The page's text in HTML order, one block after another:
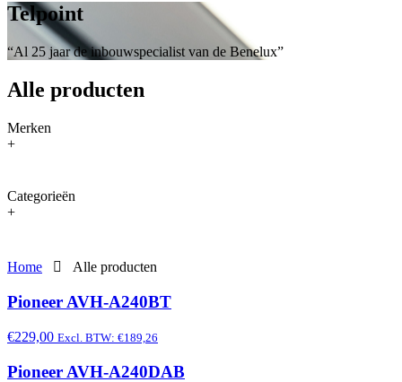
Telpoint
“Al 25 jaar de inbouwspecialist van de Benelux”
Alle producten
Merken
+
Categorieën
+
Home Alle producten
Pioneer AVH-A240BT
€229,00 Excl. BTW: €189,26
Pioneer AVH-A240DAB